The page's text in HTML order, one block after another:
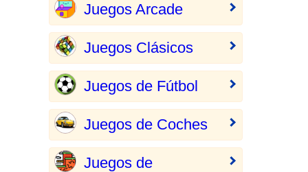
Juegos Arcade
Juegos Clásicos
Juegos de Fútbol
Juegos de Coches
Juegos de